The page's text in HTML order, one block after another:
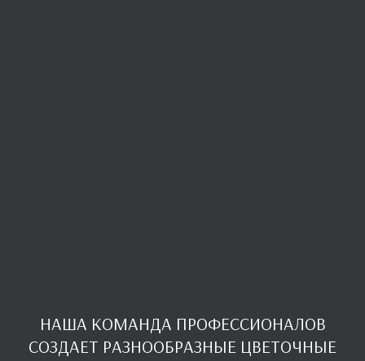
НАША КОМАНДА ПРОФЕССИОНАЛОВ
СОЗДАЕТ РАЗНООБРАЗНЫЕ ЦВЕТОЧНЫЕ